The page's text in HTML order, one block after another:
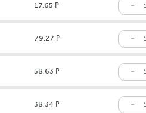
17.65 ₽
79.27 ₽
58.63 ₽
38.34 ₽